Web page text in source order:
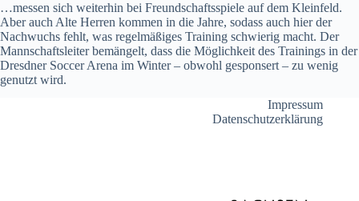
…messen sich weiterhin bei Freundschaftsspiele auf dem Kleinfeld.
Aber auch Alte Herren kommen in die Jahre, sodass auch hier der
Nachwuchs fehlt, was regelmäßiges Training schwierig macht. Der
Mannschaftsleiter bemängelt, dass die Möglichkeit des Trainings in der
Dresdner Soccer Arena im Winter – obwohl gesponsert – zu wenig
genutzt wird.
Impressum
Datenschutzerklärung